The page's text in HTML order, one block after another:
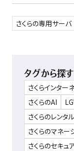
さくらの専用サーバ
タグから探す
さくらインター
さくらのAI
さくらのレンタ
さくらのマネー
さくらのセキュ